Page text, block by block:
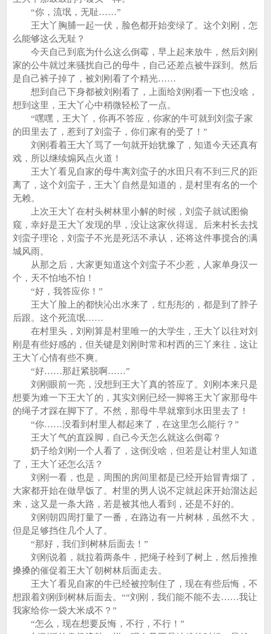
“你，流氓，无耻……”
王大丫胸脯一起一伏，脸色都开始变绿了。这个刘刚，怎
么能够这么无耻？
今天自己到底为什么这么倒霉，早上起来放牛，然后刘刚
家的公牛就过来骚扰自己的母牛，自己还差点被牛踩到。然后
是自己裤子掉了，被刘刚看了个精光……
想到自己下身都被刘刚看了，上面给刘刚看一下也没啥，
想到这里，王大丫心中稍微轻松了一点。
“嘿嘿，王大丫，你再不答应，你家的牛可就到刘蛮子家
的田里去了，惹到了刘蛮子，你们家有的受了！”
刘刚看着王大丫骂了一句就开始犹豫了，知道今天还真有
戏，所以继续煽风点火道！
王大丫看见自家的母牛离刘蛮子的水田只有不到三尺的距
离了，这个刘蛮子，王大丫自然是知道的，是村里有名的一个
无赖。
上次王大丫在村头树林里小解的时候，刘蛮子就试图偷
窥，幸好是王大丫发现的早，没让这家伙得逞。后来村长去找
刘蛮子理论，刘蛮子不光是死活不承认，还将这件事搅合的满
城风雨。
从那之后，大家更知道这个刘蛮子不少惹，人家单身汉一
个，天不怕地不怕！
“好，我答应你！”
王大丫脸上的都快沁出水来了，红彤彤的，都是到了脖子
后跟。这个死流氓……
在村里头，刘刚算是村里唯一的大学生，王大丫以往对刘
刚是有些好感的，但关键是刘刚时常和村西的三丫来往，这让
王大丫心情有些不爽。
“好……那赶紧脱啊……”
刘刚眼前一亮，没想到王大丫真的答应了。刘刚本来只是
想要为难一下王大丫的，其实刘刚已经一脚将王大丫家那母牛
的绳子才踩在脚下了。不然，那母牛早就窜到水田里去了！
“你……没看到村里人都起来了，在这里怎么能行？”
王大丫气的直跺脚，自己今天怎么就这么倒霉？
奶子给刘刚一个人看了，这倒没啥，但若是让村里人知道
了，王大丫还怎么活？
刘刚一看，也是，周围的房间里都是已经开始冒青烟了，
大家都开始在做早饭了。村里的男人说不定就起床开始溜达起
来，这又是一条大路，若是被其他人看到，还是不好的。
刘刚朝四周打量了一番，在路边有一片树林，虽然不大，
但是足够挡住几个人了。
“那好，我们到树林后面去！”
刘刚说着，就拉着两条牛，把绳子栓到了树上，然后推推
搡搡的催促着王大丫朝树林后面走去。
王大丫看见自家的牛已经被控制住了，现在有些后悔，不
想跟着刘刚到树林后面去。““刘刚，我们能不能不去……我让
我家给你一袋大米成不？”
“怎么，现在想要反悔，不行，不行！”